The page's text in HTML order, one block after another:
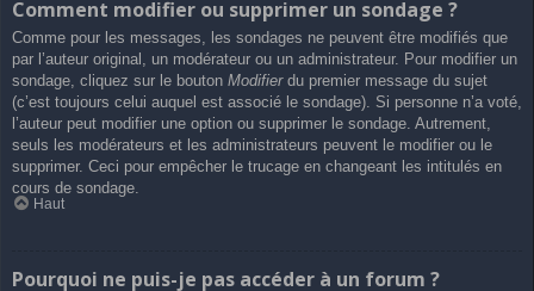
Comment modifier ou supprimer un sondage ?
Comme pour les messages, les sondages ne peuvent être modifiés que
par l’auteur original, un modérateur ou un administrateur. Pour modifier un
sondage, cliquez sur le bouton Modifierdu premier message du sujet
(c’est toujours celui auquel est associé le sondage). Si personne n’a voté,
l’auteur peut modifier une option ou supprimer le sondage. Autrement,
seuls les modérateurs et les administrateurs peuvent le modifier ou le
supprimer. Ceci pour empêcher le trucage en changeant les intitulés en
cours de sondage.
Haut
Pourquoi ne puis-je pas accéder à un forum ?